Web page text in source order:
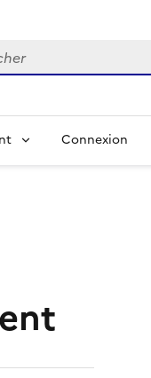
Connexion